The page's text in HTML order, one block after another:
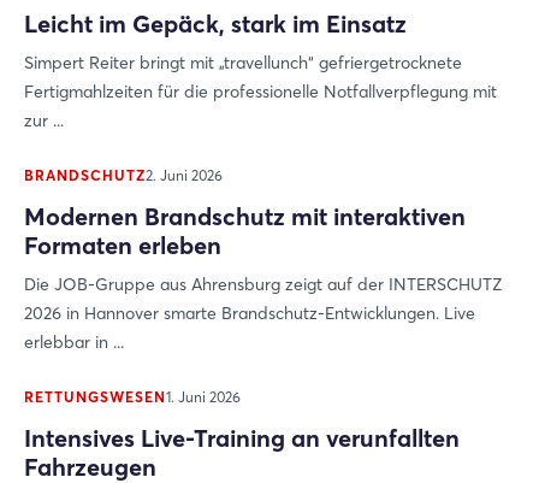
Leicht im Gepäck, stark im Einsatz
Simpert Reiter bringt mit „travellunch“ gefriergetrocknete
Fertigmahlzeiten für die professionelle Notfallverpflegung mit
zur ...
BRANDSCHUTZ2. Juni 2026
Modernen Brandschutz mit interaktiven
Formaten erleben
Die JOB-Gruppe aus Ahrensburg zeigt auf der INTERSCHUTZ
2026 in Hannover smarte Brandschutz-Entwicklungen. Live
erlebbar in ...
RETTUNGSWESEN1. Juni 2026
Intensives Live-Training an verunfallten
Fahrzeugen